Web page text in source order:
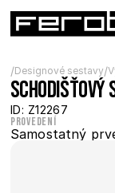
/Designové sestavy/
Schodišťový
ID: Z12267
Provedení
Samostatný